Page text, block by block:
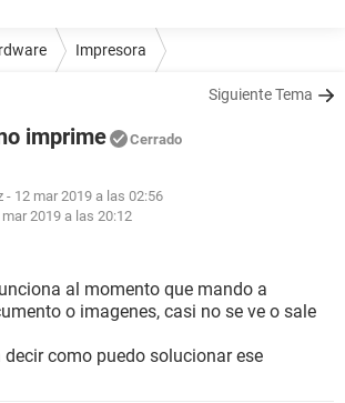
Impresora
Siguiente Tema
imprime Cerrado
- 12 mar 2019 a las 02:56
mar 2019 a las 20:12
al momento que mando a
o imagenes, casi no se ve o sale
como puedo solucionar ese